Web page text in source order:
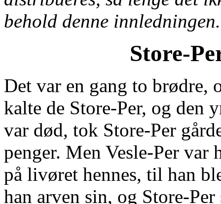
behold denne innledningen.
Store-
Det var en gang to brødre,
kalte de Store-Per, og den
var død, tok Store-Per
penger. Men Vesle-Per var
på livøret hennes, til han
han arven sin, og Store-